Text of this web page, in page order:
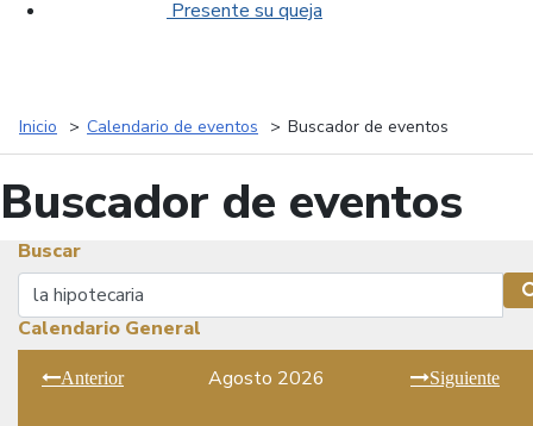
Presente su queja
Inicio Calendario de eventos Buscador de eventos
Buscador de eventos
Buscar
Buscar
Calendario General
Anterior Agosto 2026 Siguiente